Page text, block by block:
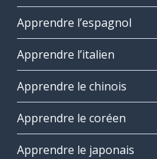
Apprendre l’espagnol
Apprendre l’italien
Apprendre le chinois
Apprendre le coréen
Apprendre le japonais